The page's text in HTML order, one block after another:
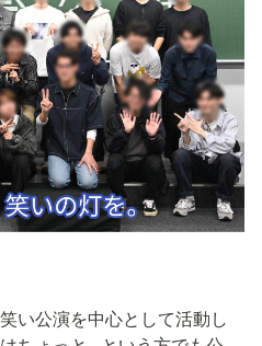
い公演を中心として活動し